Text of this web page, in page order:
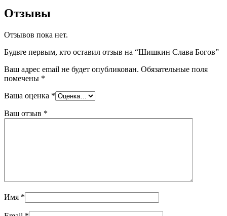
Отзывы
Отзывов пока нет.
Будьте первым, кто оставил отзыв на “Шишкин Слава Богов”
Ваш адрес email не будет опубликован. Обязательные поля
помечены *
Ваша оценка *
Ваш отзыв *
Имя *